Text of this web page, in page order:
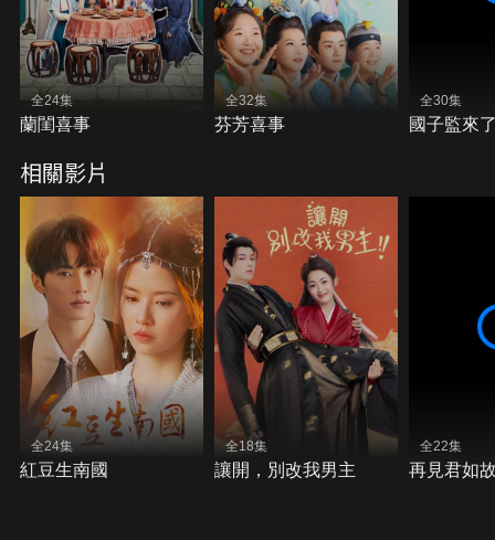
全24集
蘭閨喜事
全32集
芬芳喜事
全30集
國子監來
相關影片
全24集
紅豆生南國
全18集
讓開，別改我男主
全22集
再見君如